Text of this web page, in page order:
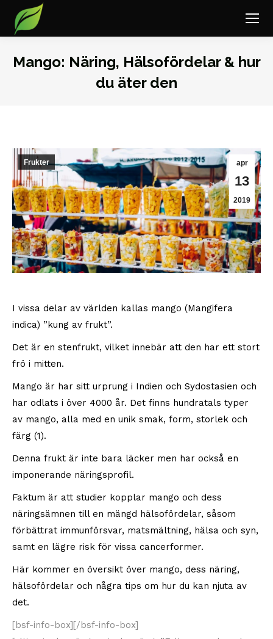
Mango: Näring, Hälsofördelar & hur
du äter den
apr
13
2019
Frukter
I vissa delar av världen kallas mango (Mangifera
indica) ”kung av frukt”.
Det är en stenfrukt, vilket innebär att den har ett stort
frö i mitten.
Mango är har sitt urprung i Indien och Sydostasien och
har odlats i över 4000 år. Det finns hundratals typer
av mango, alla med en unik smak, form, storlek och
färg (1).
Denna frukt är inte bara läcker men har också en
imponerande näringsprofil.
Faktum är att studier kopplar mango och dess
näringsämnen till en mängd hälsofördelar, såsom
förbättrat immunförsvar, matsmältning, hälsa och syn,
samt en lägre risk för vissa cancerformer.
Här kommer en översikt över mango, dess näring,
hälsofördelar och några tips om hur du kan njuta av
det.
[bsf-info-box][/bsf-info-box]